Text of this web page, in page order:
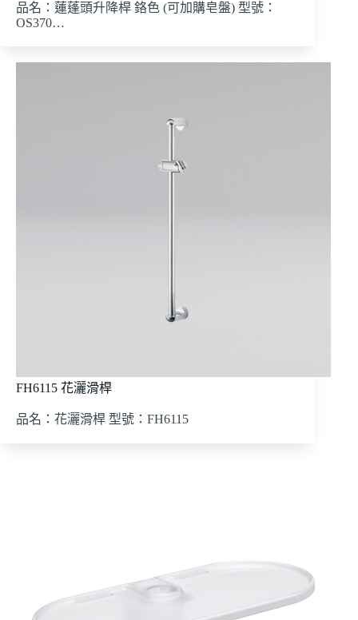
品名：蓮蓬頭升降桿 鉻色 (可加購皂盤) 型號：
OS370…
FH6115 花灑滑桿
品名：花灑滑桿 型號：FH6115